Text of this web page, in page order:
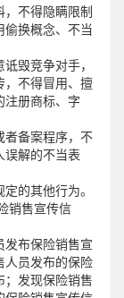
，不得隐瞒限制
偷换概念、不当
毁竞争对手，
，不得冒用、擅
注册商标、字
者备案程序，不
误解的不当表
的其他行为。
销售宣传信
发布保险销售宣
人员发布的保险
；发现保险销售